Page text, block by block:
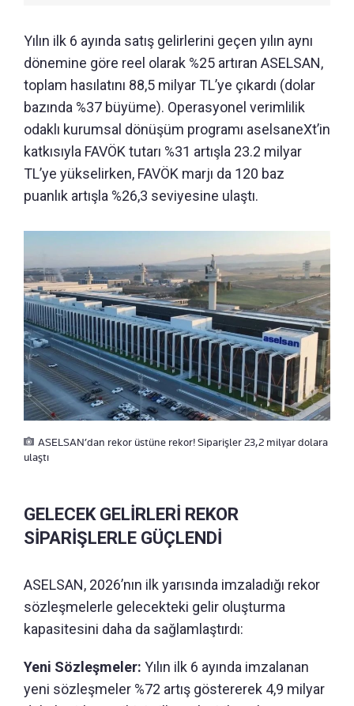
Yılın ilk 6 ayında satış gelirlerini geçen yılın aynı
dönemine göre reel olarak %25 artıran ASELSAN,
toplam hasılatını 88,5 milyar TL’ye çıkardı (dolar
bazında %37 büyüme). Operasyonel verimlilik
odaklı kurumsal dönüşüm programı aselsaneXt’in
katkısıyla FAVÖK tutarı %31 artışla 23.2 milyar
TL’ye yükselirken, FAVÖK marjı da 120 baz
puanlık artışla %26,3 seviyesine ulaştı.
ASELSAN’dan rekor üstüne rekor! Siparişler 23,2 milyar dolara
ulaştı
GELECEK GELİRLERİ REKOR
SİPARİŞLERLE GÜÇLENDİ
ASELSAN, 2026’nın ilk yarısında imzaladığı rekor
sözleşmelerle gelecekteki gelir oluşturma
kapasitesini daha da sağlamlaştırdı:
Yeni Sözleşmeler: Yılın ilk 6 ayında imzalanan
yeni sözleşmeler %72 artış göstererek 4,9 milyar